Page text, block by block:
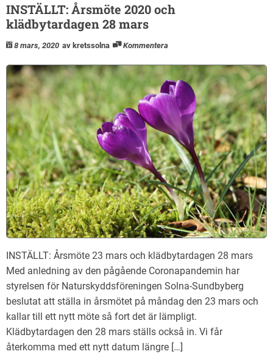
INSTÄLLT: Årsmöte 2020 och
klädbytardagen 28 mars
8 mars, 2020 av kretssolna Kommentera
INSTÄLLT: Årsmöte 23 mars och klädbytardagen 28 mars
Med anledning av den pågående Coronapandemin har
styrelsen för Naturskyddsföreningen Solna-Sundbyberg
beslutat att ställa in årsmötet på måndag den 23 mars och
kallar till ett nytt möte så fort det är lämpligt.
Klädbytardagen den 28 mars ställs också in. Vi får
återkomma med ett nytt datum längre […]